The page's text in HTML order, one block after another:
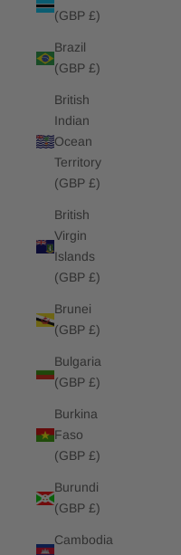
(GBP £)
Brazil
(GBP £)
British
Indian
Ocean
Territory
(GBP £)
British
Virgin
Islands
(GBP £)
Brunei
(GBP £)
Bulgaria
(GBP £)
Burkina
Faso
(GBP £)
Burundi
(GBP £)
Cambodia